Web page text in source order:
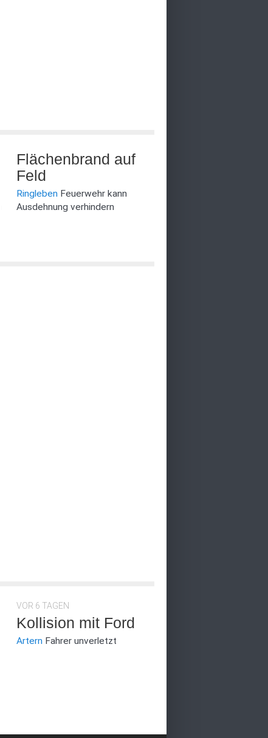
Flächenbrand auf
Feld
RinglebenFeuerwehr kann
Ausdehnung verhindern
VOR 6 TAGEN
Kollision mit Ford
ArternFahrer unverletzt